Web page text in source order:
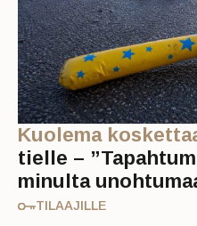
Kuolema
tielle –
minulta
TILAAJILLE